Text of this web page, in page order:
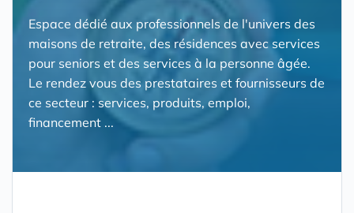
Espace dédié aux professionnels de l'univers des
maisons de retraite, des résidences avec services
pour seniors et des services à la personne âgée.
Le rendez vous des prestataires et fournisseurs de
ce secteur : services, produits, emploi,
financement ...